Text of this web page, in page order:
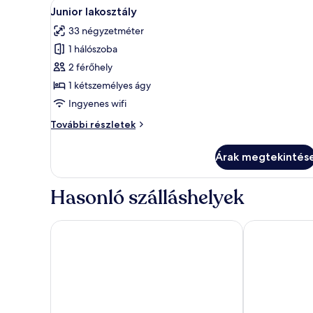
A
következő
szoba
összes
képének
megtekintése:
Junior
5
Junior lakosztály
33 négyzetméter
1 hálószoba
2 férőhely
1 kétszemélyes ágy
Ingyenes wifi
További részletek
Junior
Árak
Hasonló szálláshelyek
Bordoy Mostatxins - Hotel Boutique Adults Only
Bordoy